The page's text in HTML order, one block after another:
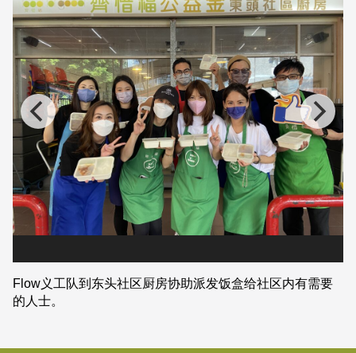
Flow义工队到东头社区厨房协助派发饭盒给社区内有需要
的人士。